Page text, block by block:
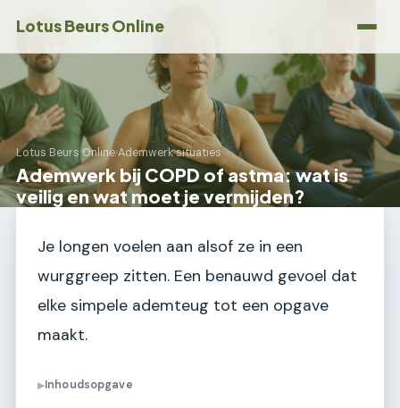
Lotus Beurs Online
Lotus Beurs Online›Ademwerk situaties
Ademwerk bij COPD of astma: wat is
veilig en wat moet je vermijden?
Je longen voelen aan alsof ze in een
wurggreep zitten. Een benauwd gevoel dat
elke simpele ademteug tot een opgave
maakt.
▶Inhoudsopgave